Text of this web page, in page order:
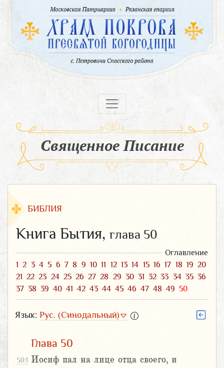
Священное Писание
БИБЛИЯ
Книга Бытия, глава 50
Оглавление
1 2 3 4 5 6 7 8 9 10 11 12 13 14 15 16 17 18 19 20
21 22 23 24 25 26 27 28 29 30 31 32 33 34 35 36
37 38 39 40 41 42 43 44 45 46 47 48 49 50
Язык: Рус. (Синодальный)
Глава 50
50:1 Иосиф пал на лице отца своего, и